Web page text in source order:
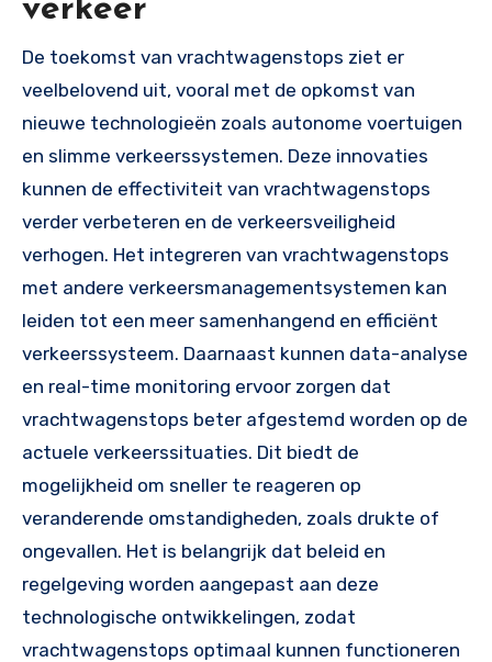
verkeer
De toekomst van vrachtwagenstops ziet er
veelbelovend uit, vooral met de opkomst van
nieuwe technologieën zoals autonome voertuigen
en slimme verkeerssystemen. Deze innovaties
kunnen de effectiviteit van vrachtwagenstops
verder verbeteren en de verkeersveiligheid
verhogen. Het integreren van vrachtwagenstops
met andere verkeersmanagementsystemen kan
leiden tot een meer samenhangend en efficiënt
verkeerssysteem. Daarnaast kunnen data-analyse
en real-time monitoring ervoor zorgen dat
vrachtwagenstops beter afgestemd worden op de
actuele verkeerssituaties. Dit biedt de
mogelijkheid om sneller te reageren op
veranderende omstandigheden, zoals drukte of
ongevallen. Het is belangrijk dat beleid en
regelgeving worden aangepast aan deze
technologische ontwikkelingen, zodat
vrachtwagenstops optimaal kunnen functioneren